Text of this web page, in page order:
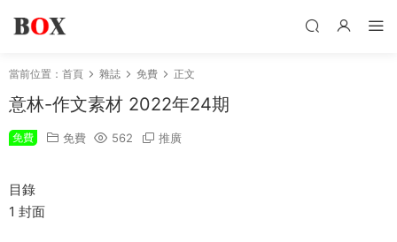
當前位置： 首頁 雜誌 免費 正文
意林-作文素材 2022年24期
免費 免費 562 推廣
目錄
1 封面